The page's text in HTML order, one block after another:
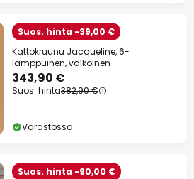
Suos. hinta -39,00 €
Kattokruunu Jacqueline, 6-
lamppuinen, valkoinen
343,90 €
Suos. hinta382,90 €
Varastossa
Suos. hinta -90,00 €